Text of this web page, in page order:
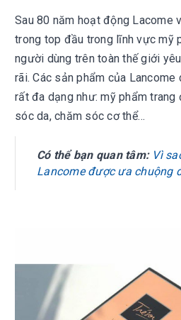
Sau 80 năm hoạt động Lacome
trong top đầu trong lĩnh vực mỹ
người dùng trên toàn thế giới
rãi. Các sản phẩm của Lancome
rất đa dạng như: mỹ phẩm trang
sóc da, chăm sóc cơ thể…
Có thể bạn quan tâm:Vì
Lancome được ưa chuộng